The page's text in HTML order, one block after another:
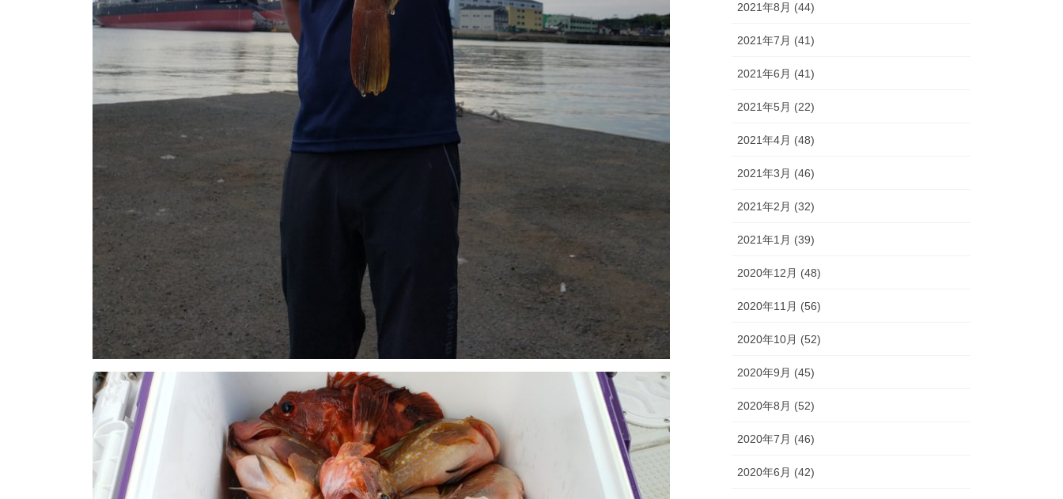
2021年8月 (44)
2021年7月 (41)
2021年6月 (41)
2021年5月 (22)
2021年4月 (48)
2021年3月 (46)
2021年2月 (32)
2021年1月 (39)
2020年12月 (48)
2020年11月 (56)
2020年10月 (52)
2020年9月 (45)
2020年8月 (52)
2020年7月 (46)
2020年6月 (42)